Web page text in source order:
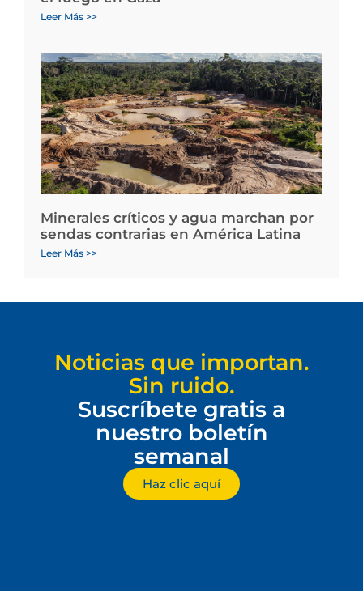
Leer Más >>
Minerales críticos y agua marchan por
sendas contrarias en América Latina
Leer Más >>
Noticias que importan.
Sin ruido.
Suscríbete gratis a
nuestro boletín
semanal
Haz clic aquí